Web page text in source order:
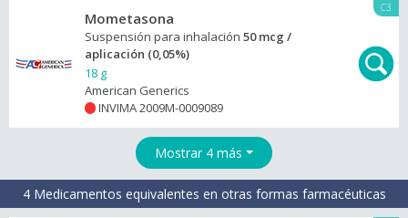
C3
Mometasona
Suspensión para inhalación 50 mcg /
aplicación (0,05%)
18 g
American Generics
INVIMA 2009M-0009089
Mostrar 4 más
4 Medicamentos equivalentes en otras formas farmacéuticas